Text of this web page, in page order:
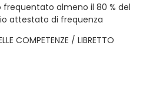
frequentato almeno il 80 % del
attestato di frequenza
COMPETENZE / LIBRETTO